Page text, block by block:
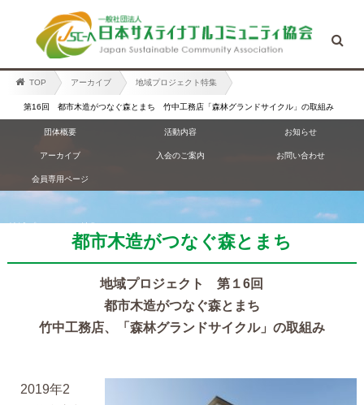
TOP アーカイブ 地域プロジェクト特集
第16回 都市木造がつなぐ森とまち 竹中工務店「森林グランドサイクル」の取組み
団体概要 活動内容 お知らせ
アーカイブ 入会のご案内 お問い合わせ
会員専用ページ
地域プロジェクト特集
都市木造がつなぐ森とまち
地域プロジェクト 第１6回
都市木造がつなぐ森とまち
竹中工務店、「森林グランドサイクル」の取組み
2019年2